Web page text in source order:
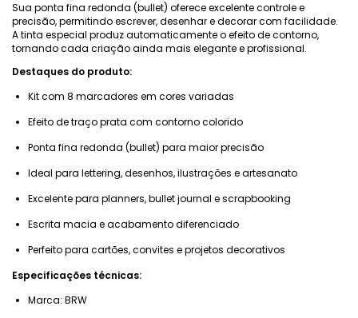
Sua ponta fina redonda (bullet) oferece excelente controle e
precisão, permitindo escrever, desenhar e decorar com facilidade.
A tinta especial produz automaticamente o efeito de contorno,
tornando cada criação ainda mais elegante e profissional.
Destaques do produto:
Kit com 8 marcadores em cores variadas
Efeito de traço prata com contorno colorido
Ponta fina redonda (bullet) para maior precisão
Ideal para lettering, desenhos, ilustrações e artesanato
Excelente para planners, bullet journal e scrapbooking
Escrita macia e acabamento diferenciado
Perfeito para cartões, convites e projetos decorativos
Especificações técnicas:
Marca: BRW